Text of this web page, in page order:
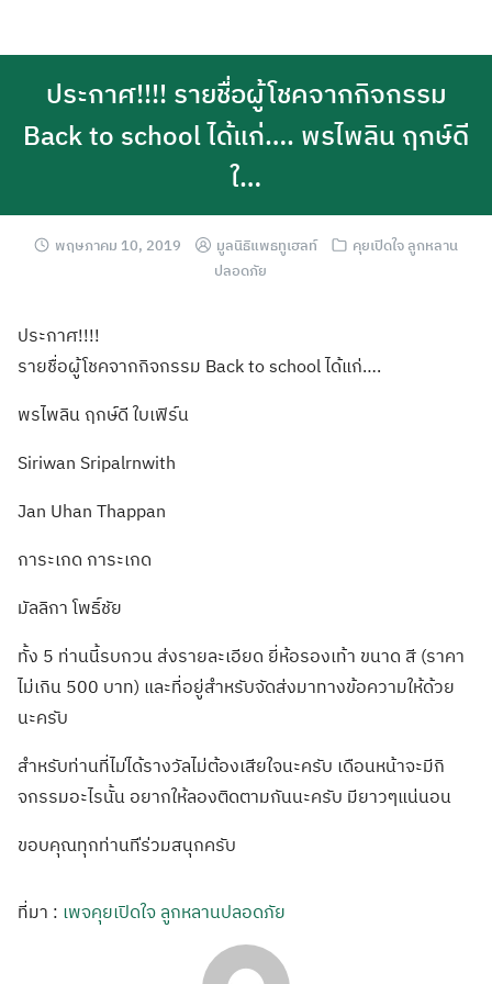
ประกาศ!!!! รายชื่อผู้โชคจากกิจกรรม
Back to school ได้แก่…. พรไพลิน ฤกษ์ดี
ใ…
พฤษภาคม 10, 2019 มูลนิธิแพธทูเฮลท์
คุยเปิดใจ ลูกหลาน
ปลอดภัย
ประกาศ!!!!
รายชื่อผู้โชคจากกิจกรรม Back to school ได้แก่….
พรไพลิน ฤกษ์ดี ใบเฟิร์น
Siriwan Sripalrnwith
Jan Uhan Thappan
การะเกด การะเกด
มัลลิกา โพธิ์ชัย
ทั้ง 5 ท่านนี้รบกวน ส่งรายละเอียด ยี่ห้อรองเท้า ขนาด สี (ราคา
ไม่เกิน 500 บาท) และที่อยู่สำหรับจัดส่งมาทางข้อความให้ด้วย
นะครับ
สำหรับท่านที่ไม่ได้รางวัลไม่ต้องเสียใจนะครับ เดือนหน้าจะมีกิ
จกรรมอะไรนั้น อยากให้ลองติดตามกันนะครับ มียาวๆแน่นอน
ขอบคุณทุกท่านที่ร่วมสนุกครับ
ที่มา : เพจคุยเปิดใจ ลูกหลานปลอดภัย